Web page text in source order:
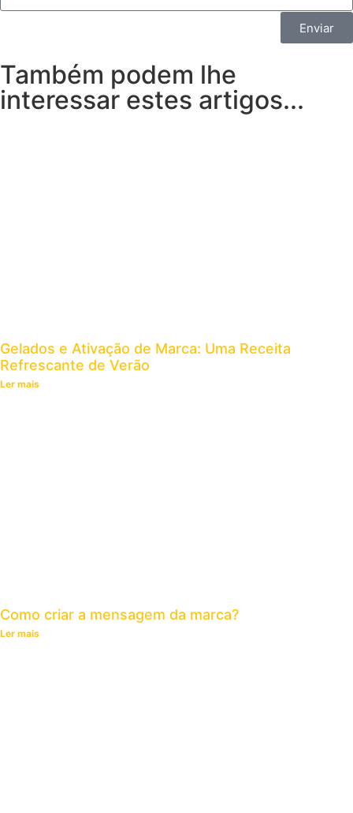
Enviar
Também podem lhe
interessar estes artigos...
Gelados e Ativação de Marca: Uma Receita
Refrescante de Verão
Ler mais
Como criar a mensagem da marca?
Ler mais